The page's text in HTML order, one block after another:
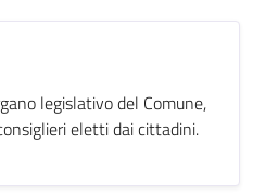
legislativo del Comune,
eletti dai cittadini.